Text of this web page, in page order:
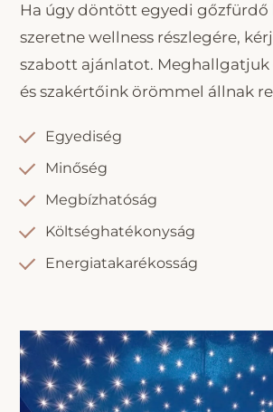
Ha úgy döntött egyedi
szeretne wellness részlegére,
szabott ajánlatot. Meghallgatjuk
és szakértőink örömmel állnak
Egyediség
Minőség
Megbízhatóság
Költséghatékonyság
Energiatakarékosság